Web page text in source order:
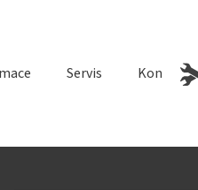
Servis Kontakt